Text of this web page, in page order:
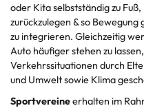
oder Kita selbstständig zu
zurückzulegen & so
zu integrieren. Gleichzeitig
Auto häufiger stehen zu
Verkehrssituationen durch
und Umwelt sowie Klima
Sportvereineerhalten im